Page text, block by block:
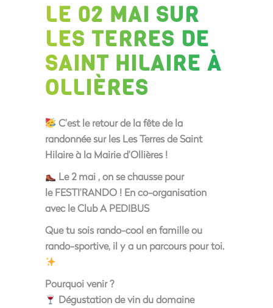
LE 02 MAI SUR
LES TERRES DE
SAINT HILAIRE À
OLLIÈRES
C’est le retour de la fête de la
randonnée sur les Les Terres de Saint
Hilaireà la Mairie d’Ollières !
Le2 mai , on se chausse pour
leFESTI’RANDO ! En co-organisation
avec le Club A PEDIBUS
Que tu sois rando-cool en famille ou
rando-sportive, il y a un parcours pour toi.
Pourquoi venir ?
Dégustation de vin du domaine